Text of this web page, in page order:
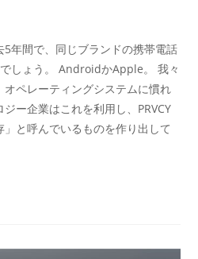
年間で、同じブランドの携帯電話
しょう。 AndroidかApple。 我々
ペレーティングシステムに慣れ
ー企業はこれを利用し、PRVCY
と呼んでいるものを作り出して